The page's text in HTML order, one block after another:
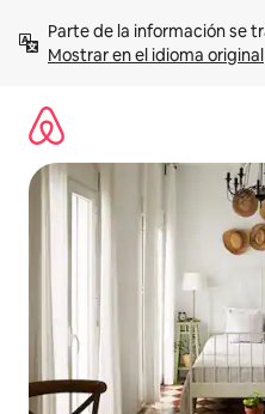
contenidoMostrar en el idioma original